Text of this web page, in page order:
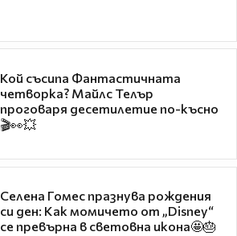
Кой съсипа Фантастичната
четворка? Майлс Телър
проговаря десетилетие по-късно
🎬👀💥
Селена Гомес празнува рождения
си ден: Как момичето от „Disney“
се превърна в световна икона🤩🎂